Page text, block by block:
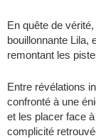
En quête de
bouillonnante Lila,
remontant les
Entre révélations
confronté à une
et les placer face
complicité